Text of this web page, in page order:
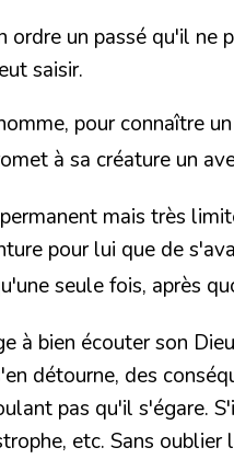
ordre un passé qu'il
saisir.
pour connaître
à sa créature un
mais très
pour lui que de
seule fois, après
à bien écouter son
détourne, des
pas qu'il s'égare.
etc. Sans